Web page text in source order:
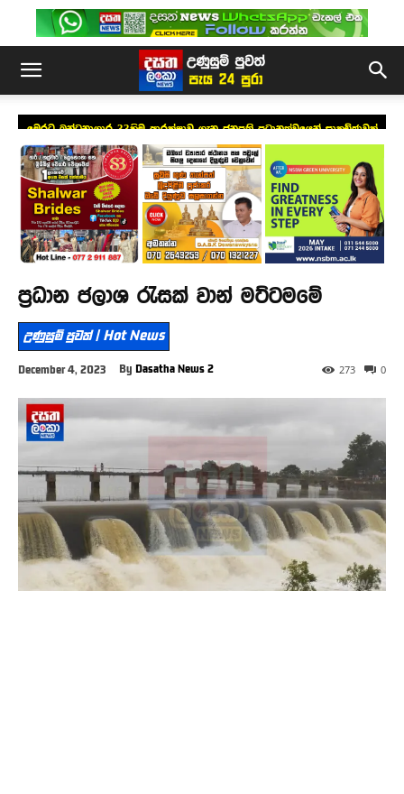
මෙරට බන්ධනාගාර 33හිම ආරක්ෂාව ගැන ජනපති ප්‍රධානත්වයෙන් සාකච්ඡාවක්
ප්‍රධාන ජලාශ රැසක් වාන් මට්ටමමේ
උණුසුම් පුවත් | Hot News
December 4, 2023 By Dasatha News 2 0
273